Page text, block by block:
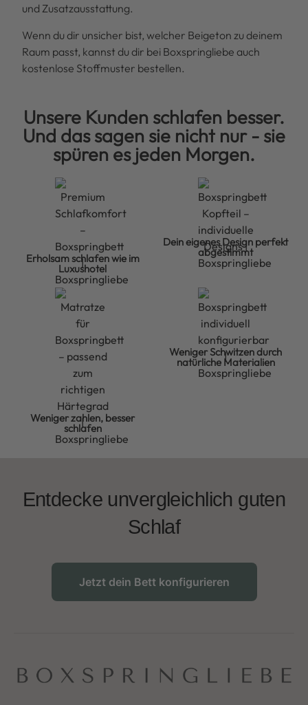
und Zusatzausstattung.
Wenn du dir unsicher bist, welcher Beigeton zu deinem
Raum passt, kannst du dir bei Boxspringliebe auch
kostenlose Stoffmuster bestellen.
Unsere Kunden schlafen besser.
Und das sagen sie nicht nur - sie
spüren es jeden Morgen.
Erholsam schlafen wie im
Luxushotel
Dein eigenes Design perfekt
abgestimmt
Weniger zahlen, besser
schlafen
Weniger Schwitzen durch
natürliche Materialien
Entdecke unvergleichlich guten
Schlaf
Jetzt dein Bett konfigurieren